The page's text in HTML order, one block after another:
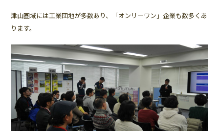
津山圏域には工業団地が多数あり、「オンリーワン」企業も数多くあ
ります。